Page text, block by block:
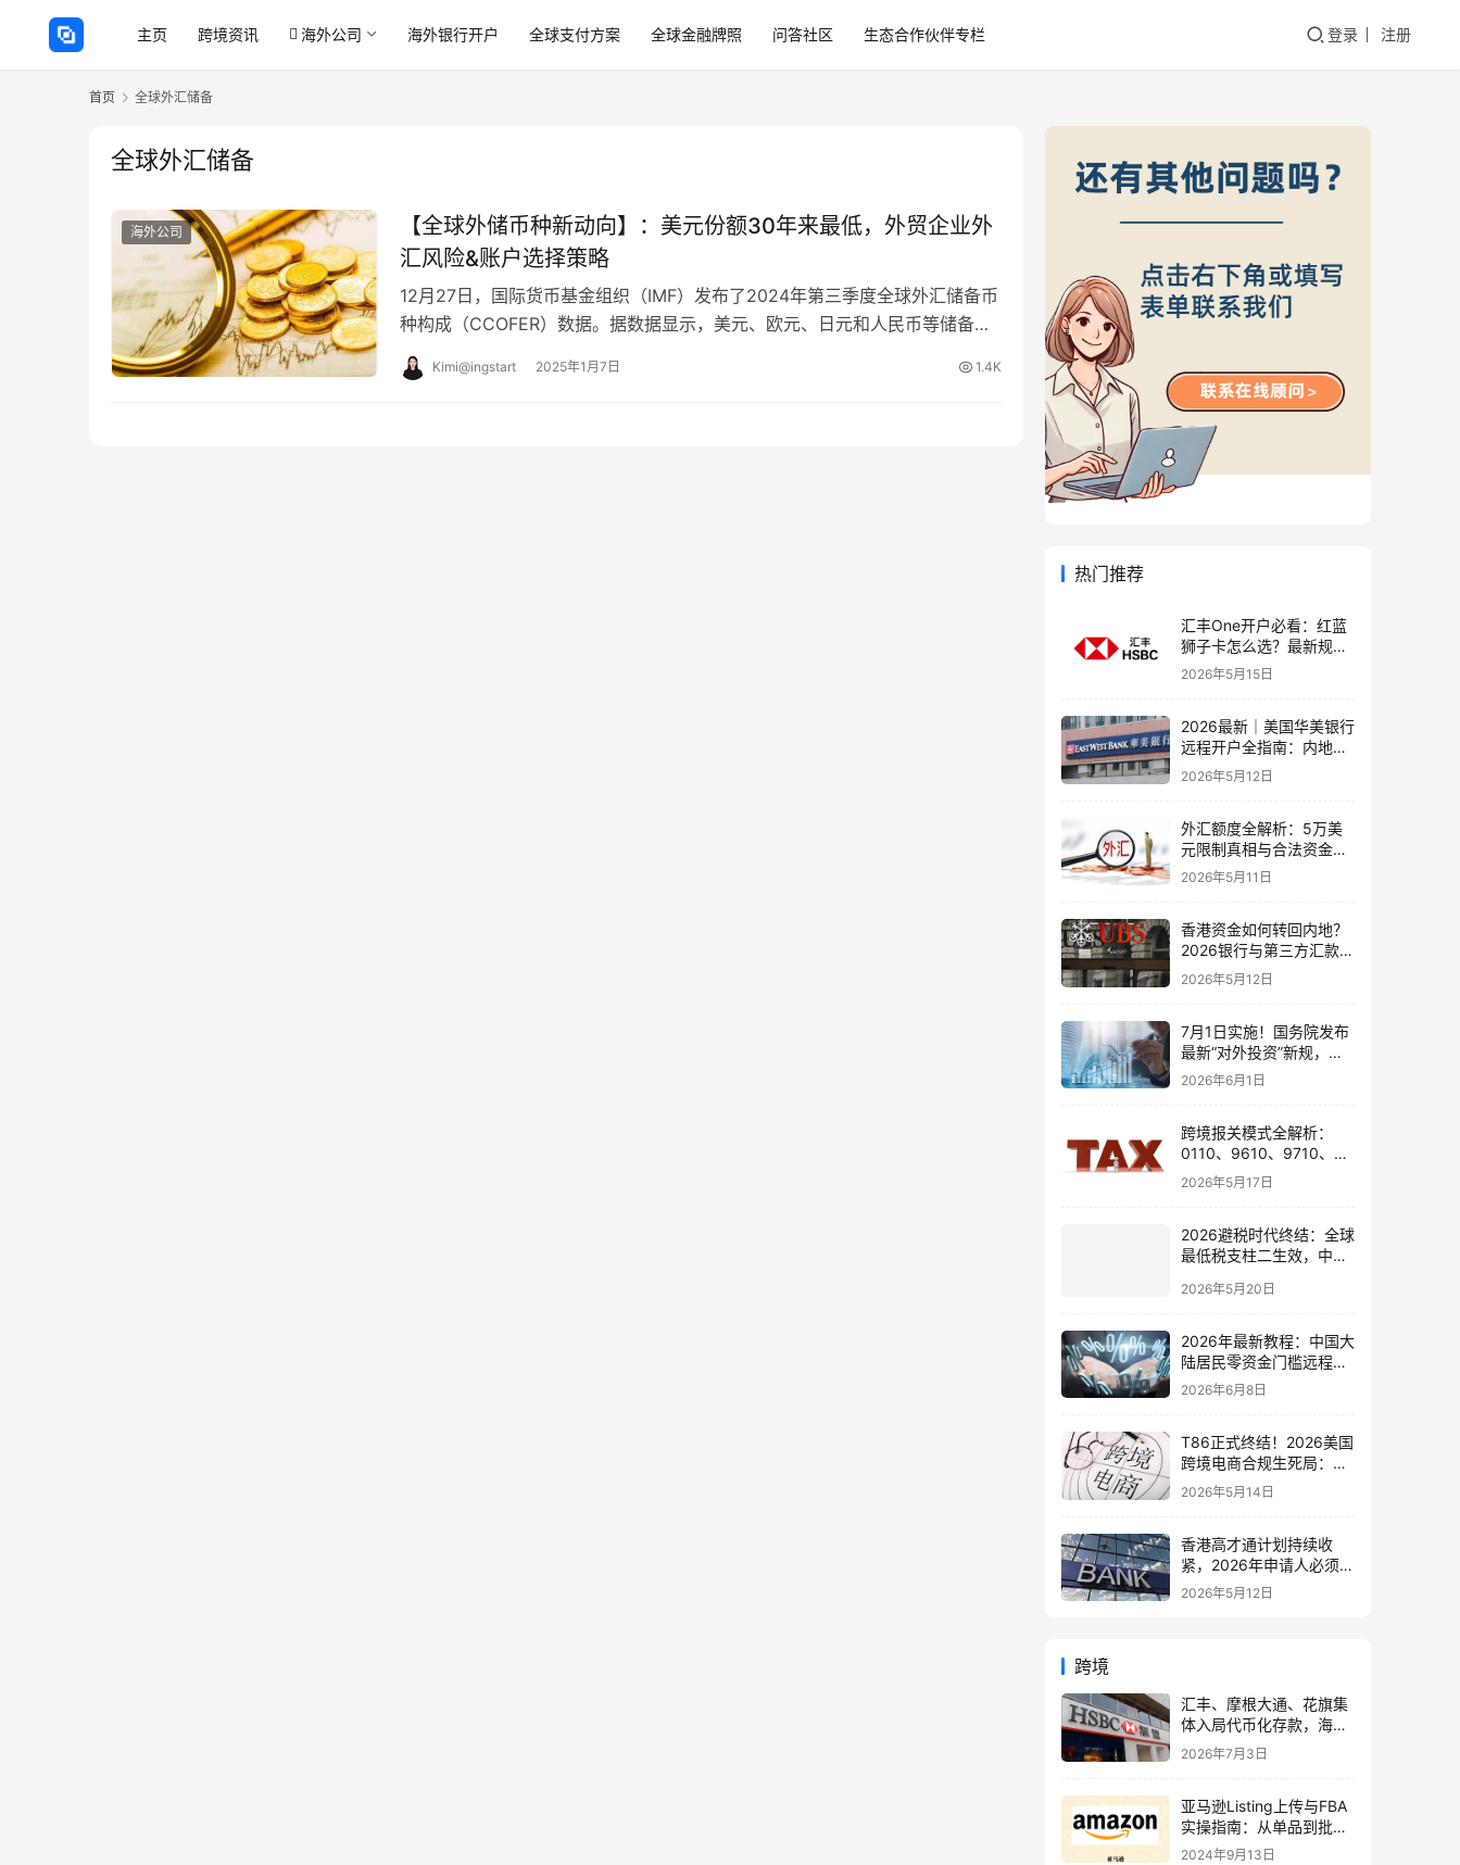
主页 跨境资讯 海外公司 海外银行开户 全球支付方案 全球金融牌照 问答社区 生态合作伙伴专栏 登录 注册
首页 全球外汇储备
全球外汇储备
海外公司
【全球外储币种新动向】：美元份额30年来最低，外贸企业外
汇风险&账户选择策略
12月27日，国际货币基金组织（IMF）发布了2024年第三季度全球外汇储备币
种构成（CCOFER）数据。据数据显示，美元、欧元、日元和人民币等储备货
币的份额不同程度的波动。美元作…
Kimi@ingstart 2025年1月7日 1.4K
热门推荐
汇丰One开户必看：红蓝
狮子卡怎么选？最新规则
+补办攻略+5个避坑指南
2026年5月15日
2026最新｜美国华美银行
远程开户全指南：内地居
民足不出户办理美股与跨
境账户实操解析
2026年5月12日
外汇额度全解析：5万美
元限制真相与合法资金出
境通道
2026年5月11日
香港资金如何转回内地？
2026银行与第三方汇款全
攻略
2026年5月12日
7月1日实施！国务院发布
最新“对外投资”新规，炒
股、出海、海外资产配置
2026年6月1日
跨境报关模式全解析：
0110、9610、9710、
9810、1039、1210 的区
别与最佳应用场景
2026年5月17日
2026避税时代终结：全球
最低税支柱二生效，中国
策略
2026年5月20日
2026年最新教程：中国大
陆居民零资金门槛远程开
通嘉信证券国际账户的全
2026年6月8日
T86正式终结！2026美国
跨境电商合规生死局：海
外仓、美国公司与税务架
构全面重构
2026年5月14日
香港高才通计划持续收
紧，2026年申请人必须注
意的7个关键变化！附最
2026年5月12日
跨境
汇丰、摩根大通、花旗集
体入局代币化存款，海外
账户要变天了？
2026年7月3日
亚马逊Listing上传与FBA
实操指南：从单品到批
量，全方位解析
2024年9月13日